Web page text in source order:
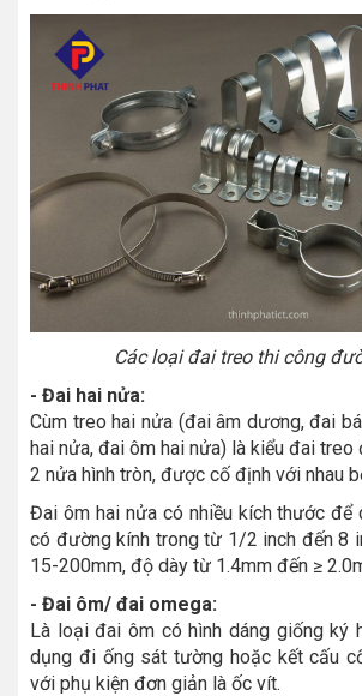
Các loại đai treo thi công
- Đai hai nửa:
Cùm treo hai nửa (đai âm dương, đai
hai nửa, đai ôm hai nửa) là kiểu đai
2 nửa hình tròn, được cố định với nhau
Đai ôm hai nửa có nhiều kích thước để
có đường kính trong từ 1/2 inch đến 8
15-200mm, độ dày từ 1.4mm đến ≥
- Đai ôm/ đai omega:
Là loại đai ôm có hình dáng giống ký
dụng đi ống sát tường hoặc kết cấu
với phụ kiện đơn giản là ốc vít.